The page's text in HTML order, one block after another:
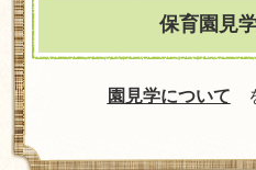
保育園見
園見学について